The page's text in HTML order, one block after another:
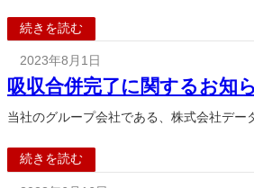
続きを読む
2023年8月1日
吸収合併完了に関するお知
当社のグループ会社である、株式会社デ
続きを読む